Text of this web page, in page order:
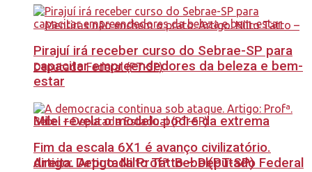
Milei revela o modelo podre da extrema
direita. Artigo: Nilto Tatto – Deputado Federal
Pirajuí irá receber curso do Sebrae-SP para
capacitar empreendedores da beleza e bem-
estar
Fim da escala 6X1 é avanço civilizatório.
Artigo: Deputada Profª. Bebel(PT-SP)